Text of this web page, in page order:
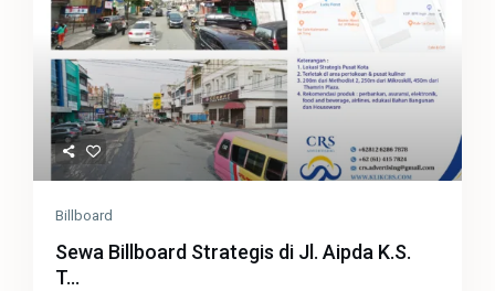
Billboard
Sewa Billboard Strategis di Jl. Aipda K.S.
T...